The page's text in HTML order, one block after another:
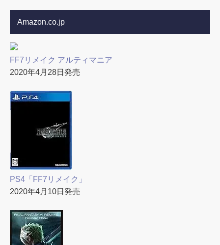
Amazon.co.jp
FF7リメイク アルティマニア
2020年4月28日発売
PS4「FF7リメイク」
2020年4月10日発売